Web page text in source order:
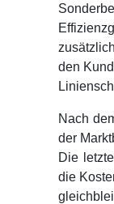
den
Nach
der
Die
die